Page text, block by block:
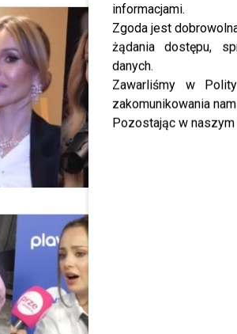
informacjami.
Zgoda jest
żądania dostępu,
danych.
Zawarliśmy w
zakomunikowania
Pozostając w
PRZE.TV